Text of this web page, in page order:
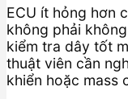
ECU ít hỏng hơn
không phải
kiểm tra dây tốt
thuật viên cần
khiển hoặc mass